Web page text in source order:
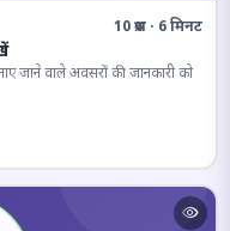
10 प्रश्न · 6 मिनट
जाने वाले अवसरों की जानकारी को